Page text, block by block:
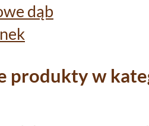
dąb
produkty w